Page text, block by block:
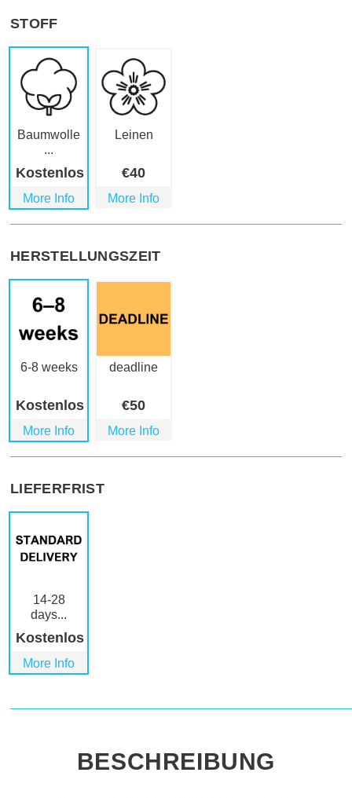
STOFF
Baumwolle
...
Kostenlos
More Info
Leinen
€40
More Info
HERSTELLUNGSZEIT
6-8 weeks
Kostenlos
More Info
deadline
€50
More Info
LIEFERFRIST
14-28
days...
Kostenlos
More Info
BESCHREIBUNG